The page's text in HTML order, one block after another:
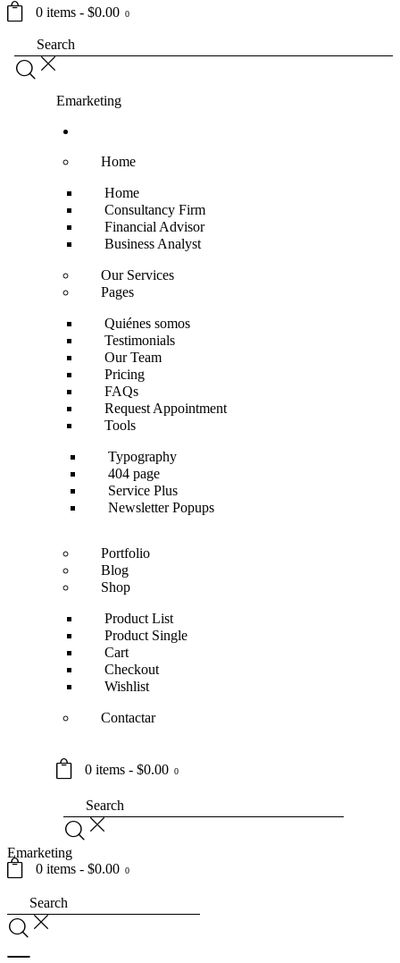
0 items -$0.00 0
Emarketing
Home
Home
Consultancy Firm
Financial Advisor
Business Analyst
Our Services
Pages
Quiénes somos
Testimonials
Our Team
Pricing
FAQs
Request Appointment
Tools
Typography
404 page
Service Plus
Newsletter Popups
Portfolio
Blog
Shop
Product List
Product Single
Cart
Checkout
Wishlist
Contactar
0 items -$0.00 0
Emarketing
0 items -$0.00 0